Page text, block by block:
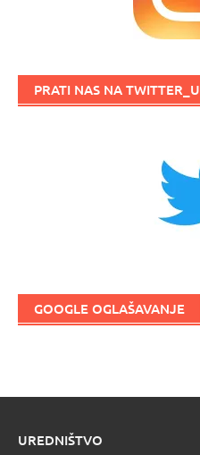
PRATI NAS NA TWITTER_U
GOOGLE OGLAŠAVANJE
UREDNIŠTVO